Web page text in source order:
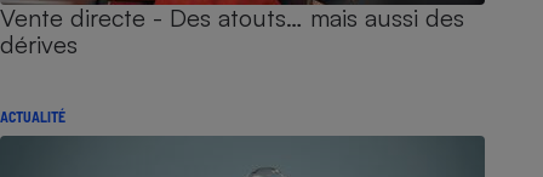
Vente directe - Des atouts… mais aussi des
dérives
ACTUALITÉ